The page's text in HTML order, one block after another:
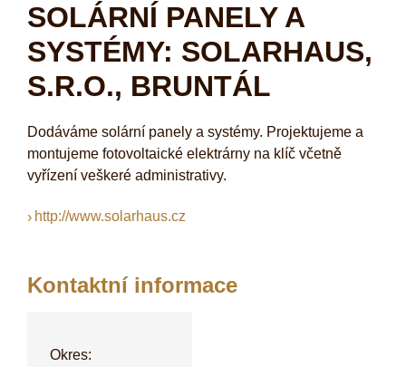
SOLÁRNÍ PANELY A
SYSTÉMY: SOLARHAUS,
S.R.O., BRUNTÁL
Dodáváme solární panely a systémy. Projektujeme a
montujeme fotovoltaické elektrárny na klíč včetně
vyřízení veškeré administrativy.
http://www.solarhaus.cz
Kontaktní informace
Okres: